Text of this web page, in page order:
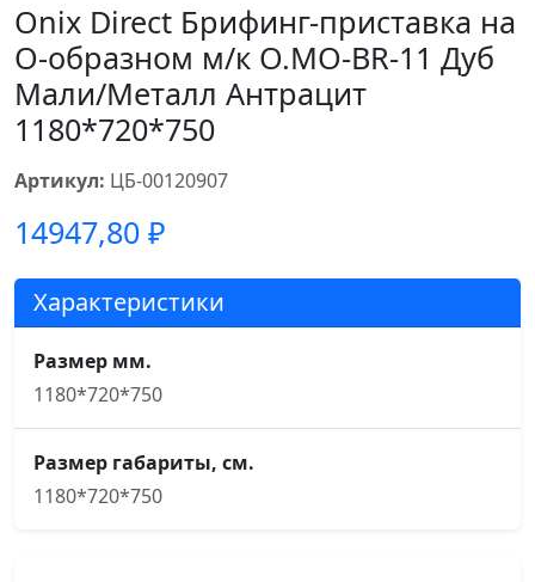
Onix Direct Брифинг-приставка на
О-образном м/к O.MO-BR-11 Дуб
Мали/Металл Антрацит
1180*720*750
Артикул: ЦБ-00120907
14947,80 ₽
Характеристики
Размер мм.
1180*720*750
Размер габариты, см.
1180*720*750